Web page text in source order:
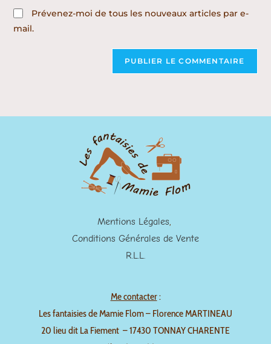
Prévenez-moi de tous les nouveaux articles par e-
mail.
Mentions Légales,
Conditions Générales de Vente
R.L.L.
Me contacter:
Les fantaisies de Mamie Flom – Florence MARTINEAU
20 lieu dit La Fiement – 17430 TONNAY CHARENTE